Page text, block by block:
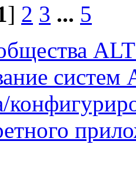
] 2 3 ... 5
систем